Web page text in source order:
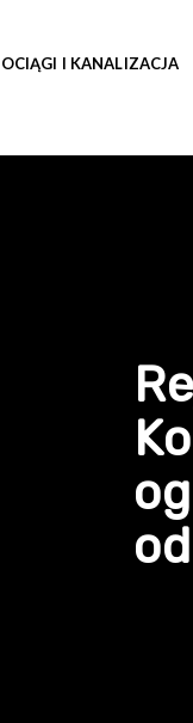
I KANALIZACJA